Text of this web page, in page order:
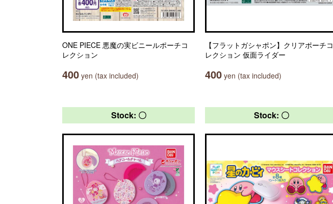
ONE PIECE 悪魔の実ビニールポーチコ
レクション
400 yen (tax included)
【フラットガシャポン】クリアポーチコ
レクション 仮面ライダー
400 yen (tax included)
Stock: 〇 Stock: 〇